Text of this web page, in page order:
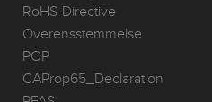
RoHS-Directive
Overensstemmelse
POP
CAProp65_Declaration